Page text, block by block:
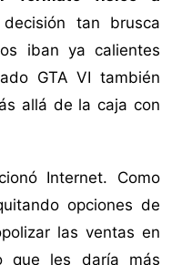
tan brusca
iban ya calientes
GTA VI también
allá de la caja con
Internet. Como
opciones de
las ventas en
que les daría más